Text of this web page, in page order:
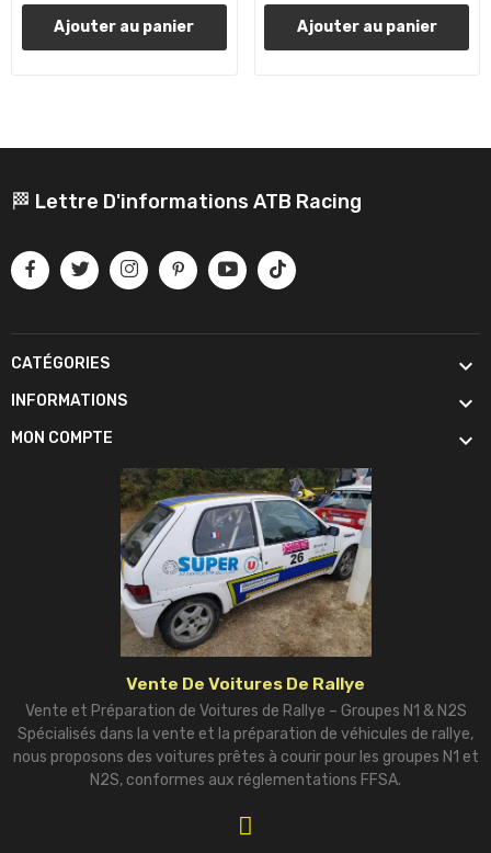
Ajouter au panier Ajouter au panier
🏁 Lettre D'informations ATB Racing
CATÉGORIES 
INFORMATIONS 
MON COMPTE 
Vente De Voitures De Rallye
Vente et Préparation de Voitures de Rallye – Groupes N1 & N2S
Spécialisés dans la vente et la préparation de véhicules de rallye,
nous proposons des voitures prêtes à courir pour les groupes N1 et
N2S, conformes aux réglementations FFSA.